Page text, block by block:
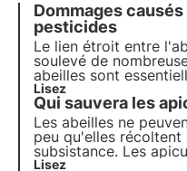
Dommages
pesticides
Le lien étroit entre
soulevé de
abeilles sont
pollinisation qu'elles
nécessité d'une
cultures peut
et de dépeuplement
Lisez
Qui sauvera les
Les abeilles ne
peu qu'elles
subsistance. Les
l'Italie, le disent haut
Lisez